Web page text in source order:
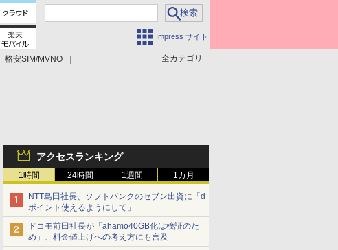
Impress サイト
全カテゴリ
格安SIM/MVNO
アクセスランキング
1時間 24時間 1週間 1カ月
NTT島田社長、ソフトバンクのセブン出資に「d
ポイント使えるようにして」
ドコモ前田社長が「ahamo40GB化は検証のた
め」、料金値上げへの考え方にも言及